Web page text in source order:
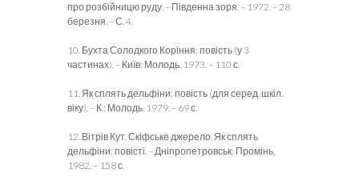
про розбійницю руду. – Південна зоря. – 1972. – 28
березня. – С. 4.
10. Бухта Солодкого Коріння: повість (у 3
частинах). – Київ: Молодь, 1973. – 110 с.
11. Як сплять дельфіни: повість (для серед. шкіл.
віку). – К.: Молодь, 1979. – 69 с.
12. Вітрів Кут. Скіфське джерело. Як сплять
дельфіни: повісті. – Дніпропет­ровськ: Промінь,
1982. – 158 с.